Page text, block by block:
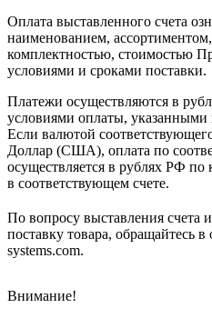
Оплата выставленного счета
наименованием,
комплектностью, стоимостью
условиями и сроками поставки.
Платежи осуществляются в
условиями оплаты, указанными
Если валютой
Доллар (США), оплата по
осуществляется в рублях РФ по
в соответствующем cчете.
По вопросу выставления счета
поставку товара, обращайтесь
systems.com.
Внимание!